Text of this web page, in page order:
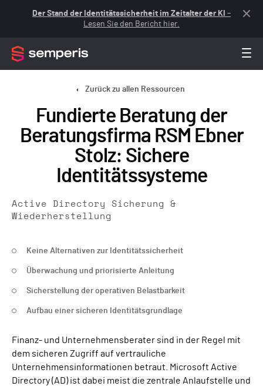
Der Stand der Identitätssicherheit im Zeitalter der KI –
Lesen Sie den Bericht hier.
Zurück zu allen Ressourcen
Fundierte Beratung der
Beratungsfirma RSM Ebner
Stolz: Sichere
Identitätssysteme
Active Directory Sicherung &
Wiederherstellung
Keine Alternativen zur Identitätssicherheit
Überwachung und priorisierte Anleitung
Sicherstellung der operativen Belastbarkeit
Aufbau einer sicheren Identitätsgrundlage
Finanz- und Unternehmensberater sind in der Regel mit
dem sicheren Zugriff auf vertrauliche
Unternehmensinformationen betraut. Microsoft Active
Directory (AD) ist dabei meist die zentrale Anlaufstelle und